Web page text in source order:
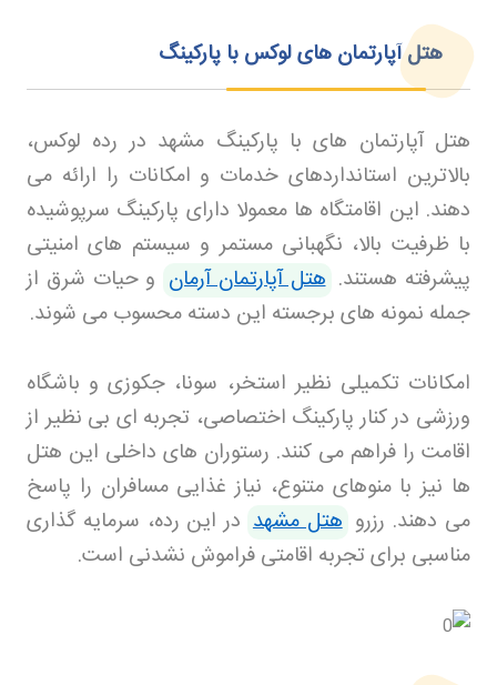
هتل آپارتمان های لوکس با پارکینگ
هتل آپارتمان های با پارکینگ مشهد در رده لوکس،
بالاترین استانداردهای خدمات و امکانات را ارائه می
دهند. این اقامتگاه ها معمولا دارای پارکینگ سرپوشیده
با ظرفیت بالا، نگهبانی مستمر و سیستم های امنیتی
پیشرفته هستند. هتل آپارتمان آرمان و حیات شرق از
جمله نمونه های برجسته این دسته محسوب می شوند.
امکانات تکمیلی نظیر استخر، سونا، جکوزی و باشگاه
ورزشی در کنار پارکینگ اختصاصی، تجربه ای بی نظیر از
اقامت را فراهم می کنند. رستوران های داخلی این هتل
ها نیز با منوهای متنوع، نیاز غذایی مسافران را پاسخ
می دهند. رزرو هتل مشهد در این رده، سرمایه گذاری
مناسبی برای تجربه اقامتی فراموش نشدنی است.